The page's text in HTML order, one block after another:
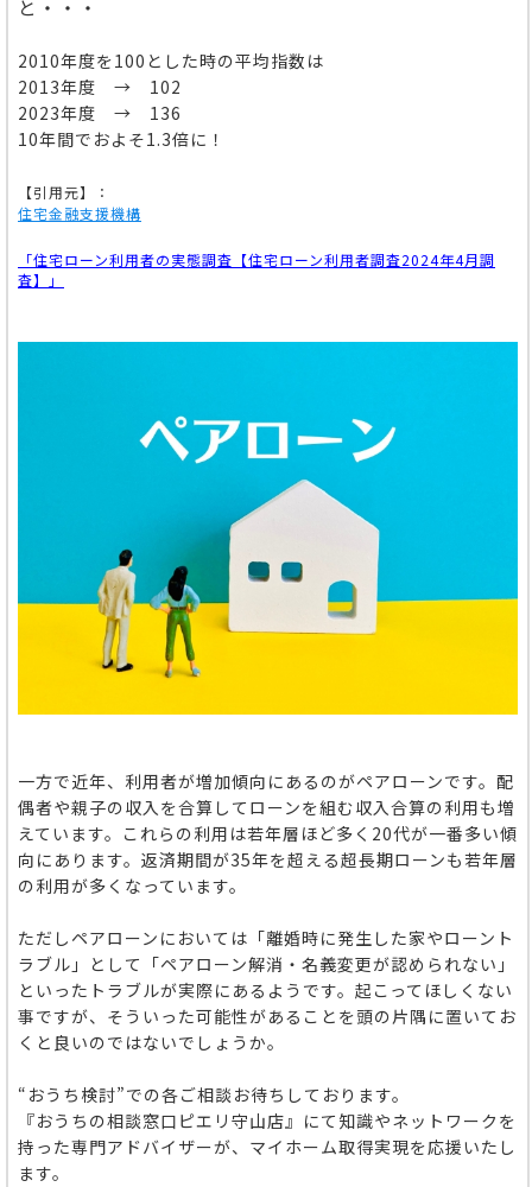
と・・・
2010年度を100とした時の平均指数は
2013年度 → 102
2023年度 → 136
10年間でおよそ1.3倍に！
【引用元】：
住宅金融支援機構
「住宅ローン利用者の実態調査【住宅ローン利用者調査2024年4月調
査】」
一方で近年、利用者が増加傾向にあるのがペアローンです。配
偶者や親子の収入を合算してローンを組む収入合算の利用も増
えています。これらの利用は若年層ほど多く20代が一番多い傾
向にあります。返済期間が35年を超える超長期ローンも若年層
の利用が多くなっています。
ただしペアローンにおいては「離婚時に発生した家やローント
ラブル」として「ペアローン解消・名義変更が認められない」
といったトラブルが実際にあるようです。起こってほしくない
事ですが、そういった可能性があることを頭の片隅に置いてお
くと良いのではないでしょうか。
“おうち検討”での各ご相談お待ちしております。
『おうちの相談窓口ピエリ守山店』にて知識やネットワークを
持った専門アドバイザーが、マイホーム取得実現を応援いたし
ます。